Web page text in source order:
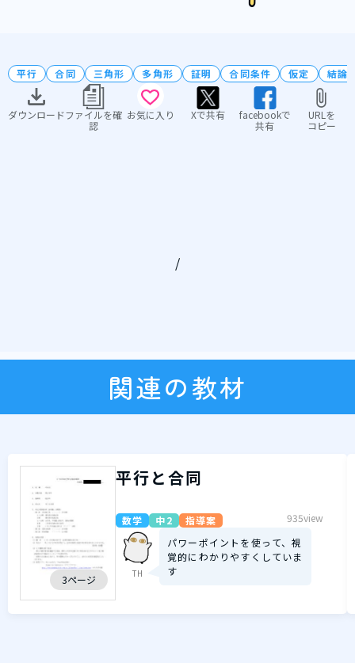
平行 合同 三角形 多角形 証明 合同条件 仮定 結論
ダウンロードファイルを確
認
お気に入り Xで共有
facebookで
共有
URLを
コピー
/
関連の教材
3ページ
平行と合同
数学 中2 指導案 935view
TH
パワーポイントを使って、視
覚的にわかりやすくしていま
す